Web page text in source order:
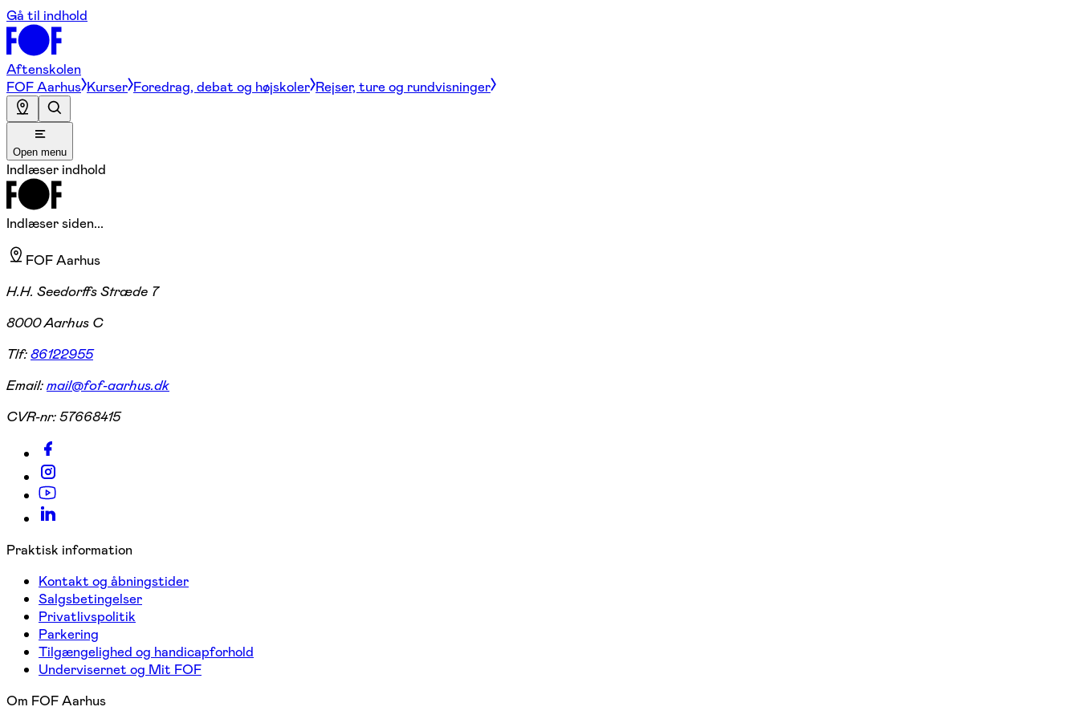
Gå til indhold
Aftenskolen
FOF Aarhus Kurser Foredrag, debat og højskoler Rejser, ture og rundvisninger
Open menu
Indlæser indhold
Indlæser siden...
FOF Aarhus
H.H. Seedorffs Stræde 7
8000 Aarhus C
Tlf:86122955
Email:mail@fof-aarhus.dk
CVR-nr:57668415
Praktisk information
Kontakt og åbningstider
Salgsbetingelser
Privatlivspolitik
Parkering
Tilgængelighed og handicapforhold
Undervisernet og Mit FOF
Om FOF Aarhus